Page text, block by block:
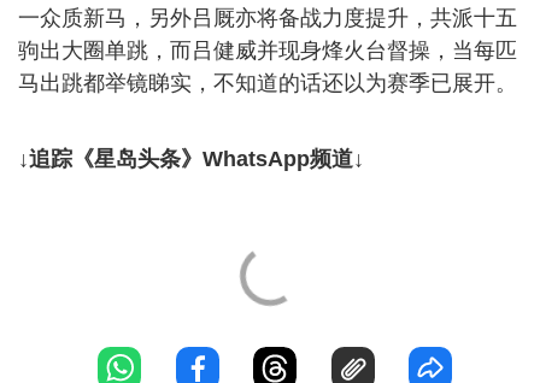
一众质新马，另外吕厩亦将备战力度提升，共派十五
驹出大圈单跳，而吕健威并现身烽火台督操，当每匹
马出跳都举镜睇实，不知道的话还以为赛季已展开。
↓追踪《星岛头条》WhatsApp频道↓